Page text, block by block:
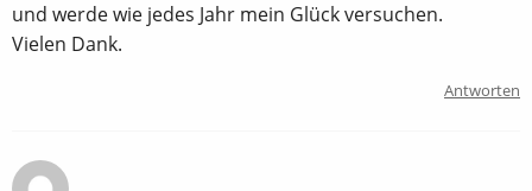
und werde wie jedes Jahr mein Glück versuchen.
Vielen Dank.
Antworten